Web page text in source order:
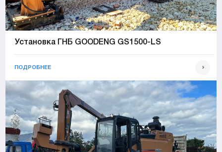
Установка ГНБ GOODENG GS1500-LS
ПОДРОБНЕЕ